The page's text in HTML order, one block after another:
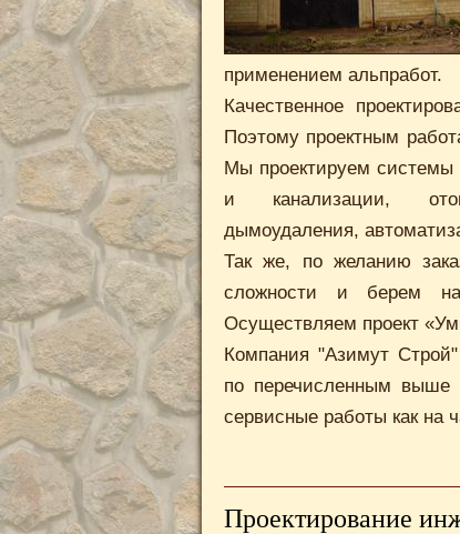
применением альпработ.
Качественное
Поэтому проектным
Мы проектируем системы
и канализации,
дымоудаления,
Так же, по желанию
сложности и берем на
Осуществляем проект
Компания "Азимут
по перечисленным выше
сервисные работы как на
Проектирование